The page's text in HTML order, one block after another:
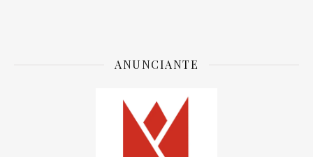
ANUNCIANTE